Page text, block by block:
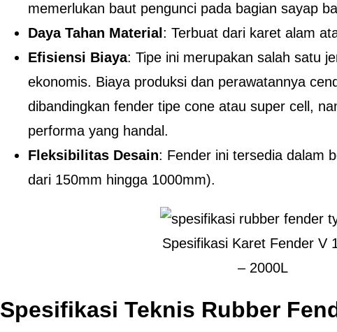
memerlukan baut pengunci pada bagian sayap
Daya Tahan Material : Terbuat dari karet alam
Efisiensi Biaya: Tipe ini merupakan salah satu
ekonomis. Biaya produksi dan perawatannya
dibandingkan fender tipe cone atau super cell,
performa yang handal.
Fleksibilitas Desain: Fender ini tersedia dalam
dari 150mm hingga 1000mm).
Spesifikasi Karet Fender V
– 2000L
Spesifikasi Teknis Rubber